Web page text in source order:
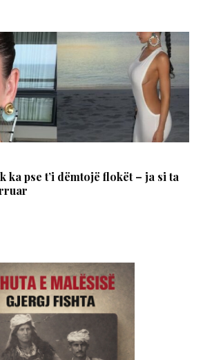
ka pse t’i dëmtojë flokët – ja si ta